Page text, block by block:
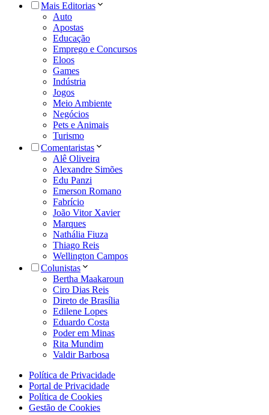
Mais Editorias
Auto
Apostas
Educação
Emprego e Concursos
Eloos
Games
Indústria
Jogos
Meio Ambiente
Negócios
Pets e Animais
Turismo
Comentaristas
Alê Oliveira
Alexandre Simões
Edu Panzi
Emerson Romano
Fabrício
João Vitor Xavier
Marques
Nathália Fiuza
Thiago Reis
Wellington Campos
Colunistas
Bertha Maakaroun
Ciro Dias Reis
Direto de Brasília
Edilene Lopes
Eduardo Costa
Poder em Minas
Rita Mundim
Valdir Barbosa
Política de Privacidade
Portal de Privacidade
Política de Cookies
Gestão de Cookies